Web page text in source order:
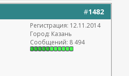
#1482
Регистрация: 12.11.2014
Город: Казань
Сообщений: 8 494